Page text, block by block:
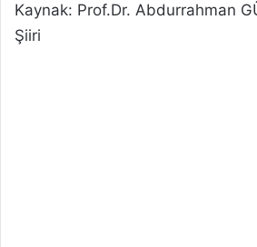
Kaynak: Prof.Dr. Abdurrahman
Şiiri